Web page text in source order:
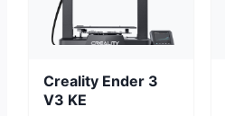
Creality Ender 3
V3 KE